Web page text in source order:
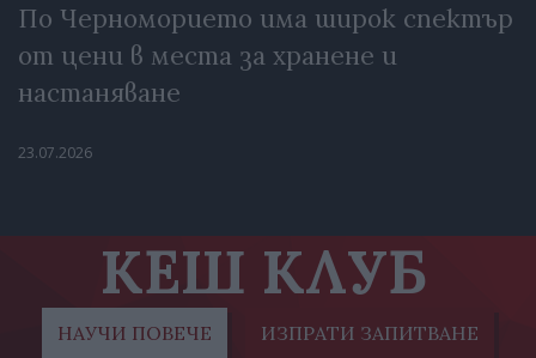
По Черноморието има широк спектър
от цени в места за хранене и
настаняване
23.07.2026
КЕШ КЛУБ
НАУЧИ ПОВЕЧЕ ИЗПРАТИ ЗАПИТВАНЕ